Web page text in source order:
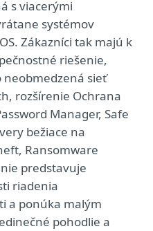
s viacerými
systémov
Zákazníci tak majú k
riešenie,
sieť
rozšírenie Ochrana
Manager, Safe
bežiace na
Ransomware
predstavuje
riadenia
a ponúka malým
pohodlie a